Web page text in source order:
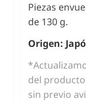
Piezas
de 130 g.
Origen:
del
sin previo